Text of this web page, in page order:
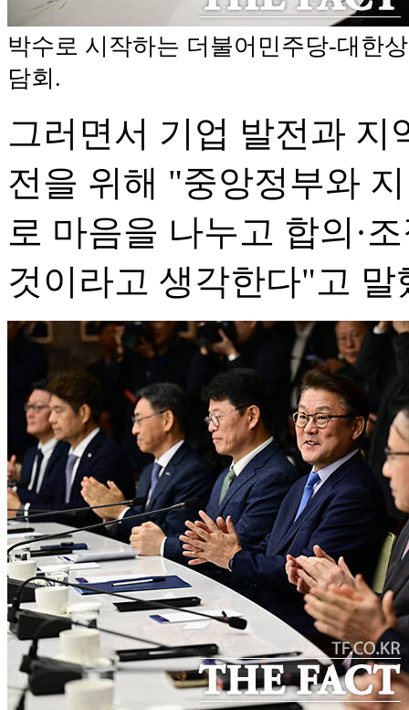
박수로 시작하는 더불어민주당-대한
담회.
그러면서 기업 발전과 지
전을 위해 "중앙정부와
로 마음을 나누고 합의·
것이라고 생각한다"고 말